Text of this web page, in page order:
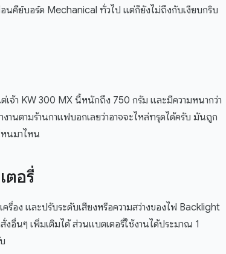
นคีย์บอร์ด Mechanical ทั่วไป แต่ก็ยังไม่ถึงกับเงียบกริบ
จ้า KW 300 MX นี้หนักถึง 750 กรัม และมีความหนากว่า
านตามร้านกาแฟบอกเลยว่าอาจจะไหล่ทรุดได้ครับ มันถูก
หนมาไหน
ตอรี่
อง และปรับระดับเสียงหรือความสว่างของไฟ Backlight
อื่นๆ เพิ่มเติมได้ ส่วนแบตเตอรี่ใช้งานได้ประมาณ 1